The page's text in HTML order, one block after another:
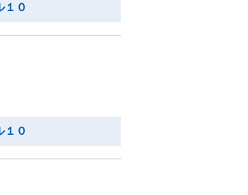
１０
１０